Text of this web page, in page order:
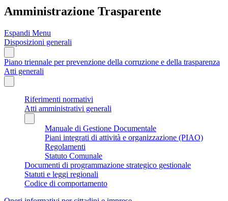
Amministrazione Trasparente
Espandi Menu
Disposizioni generali
Piano triennale per prevenzione della corruzione e della trasparenza
Atti generali
Riferimenti normativi
Atti amministrativi generali
Manuale di Gestione Documentale
Piani integrati di attività e organizzazione (PIAO)
Regolamenti
Statuto Comunale
Documenti di programmazione strategico gestionale
Statuti e leggi regionali
Codice di comportamento